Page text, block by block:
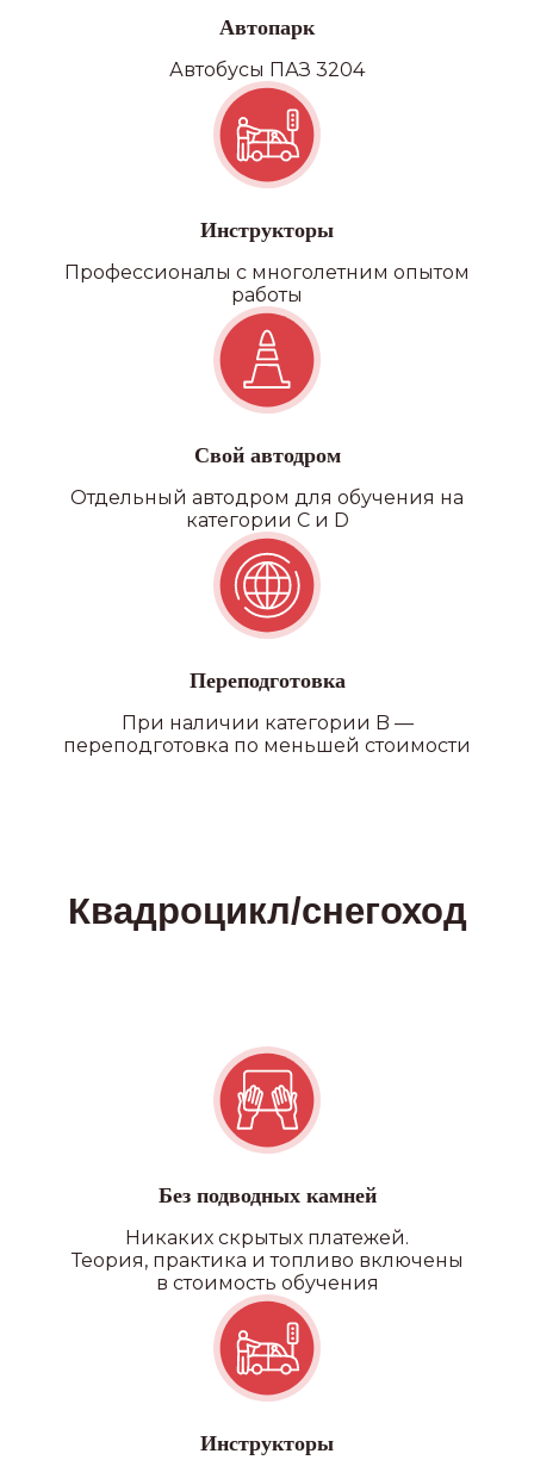
Автопарк
Автобусы ПАЗ 3204
Инструкторы
Профессионалы с многолетним опытом
работы
Свой автодром
Отдельный автодром для обучения на
категории C и D
Переподготовка
При наличии категории B —
переподготовка по меньшей стоимости
Без подводных камней
Никаких скрытых платежей.
Теория, практика и топливо включены
в стоимость обучения
Инструкторы
ПОДРОБНЕЕ О ФИЛИАЛАХ